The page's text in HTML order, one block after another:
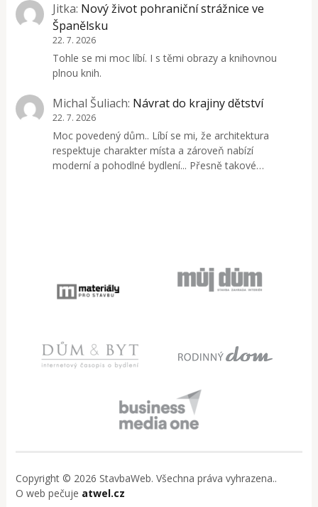
Jitka: Nový život pohraniční strážnice ve
Španělsku
22. 7. 2026
Tohle se mi moc líbí. I s těmi obrazy a knihovnou
plnou knih.
Michal Šuliach: Návrat do krajiny dětství
22. 7. 2026
Moc povedený dům.. Líbí se mi, že architektura
respektuje charakter místa a zároveň nabízí
moderní a pohodlné bydlení... Přesně takové…
Copyright © 2026 StavbaWeb. Všechna práva vyhrazena..
O web pečuje atwel.cz